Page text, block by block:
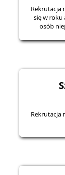
Rekrutacja
się w roku
osób
Rekrutacja